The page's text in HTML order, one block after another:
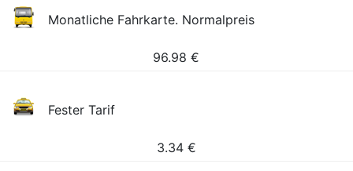
Monatliche Fahrkarte. Normalpreis
96.98 €
Fester Tarif
3.34 €